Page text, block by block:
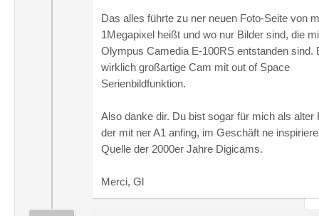
Das alles führte zu ner neuen Foto-Seite von
1Megapixel heißt und wo nur Bilder sind, die
Olympus Camedia E-100RS entstanden sind.
wirklich großartige Cam mit out of Space
Serienbildfunktion.
Also danke dir. Du bist sogar für mich als alter
der mit ner A1 anfing, im Geschäft ne
Quelle der 2000er Jahre Digicams.
Merci, Gl